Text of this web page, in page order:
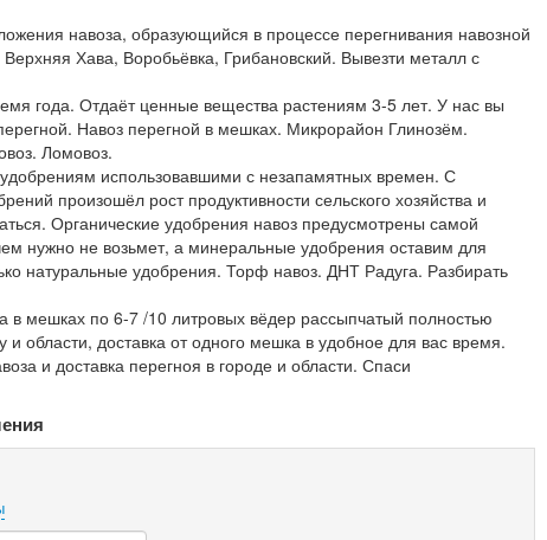
навоза, образующийся в процессе перегнивания навозной
Верхняя Хава, Воробьёвка, Грибановский. Вывезти металл с
года. Отдаёт ценные вещества растениям 3-5 лет. У нас вы
Навоз перегной в мешках. Микрорайон Глинозём.
Ломовоз.
удобрениям использовавшими с незапамятных времен. С
произошёл рост продуктивности сельского хозяйства и
Органические удобрения навоз предусмотрены самой
нужно не возьмет, а минеральные удобрения оставим для
натуральные удобрения. Торф навоз. ДНТ Радуга. Разбирать
в мешках по 6-7 /10 литровых вёдер рассыпчатый полностью
и области, доставка от одного мешка в удобное для вас время.
и доставка перегноя в городе и области. Спаси